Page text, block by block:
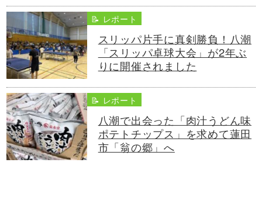
📝 レポート
スリッパ片手に真剣勝負！八潮
「スリッパ卓球大会」が2年ぶ
りに開催されました
📝 レポート
八潮で出会った「肉汁うどん味
ポテトチップス」を求めて蓮田
市「翁の郷」へ